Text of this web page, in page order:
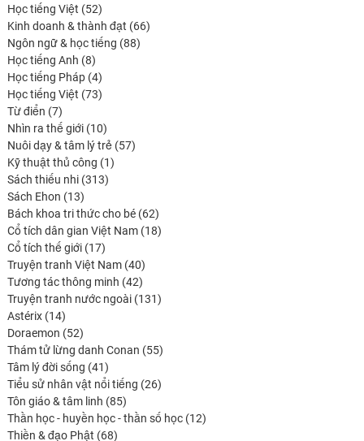
Học tiếng Việt 5252
produits
Kinh doanh & thành đạt 6666
Ngôn ngữ & học tiếng 8888
Học tiếng Anh 88
produits
Học tiếng Pháp 44
produits
Học tiếng Việt 7373
Từ điển 77
produits
Nhìn ra thế giới 1010
produits
Nuôi dạy & tâm lý trẻ 5757
Kỹ thuật thủ công 11
Sách thiếu nhi 313313
Sách Ehon 1313
produits
Bách khoa tri thức cho bé 6262
produits
Cổ tích dân gian Việt Nam 1818
Cổ tích thế giới 1717
produits
Truyện tranh Việt Nam 4040
produits
Tương tác thông minh 4242
produits
Truyện tranh nước ngoài 131131
Astérix 1414
produits
Doraemon 5252
produits
Thám tử lừng danh Conan 5555
Tâm lý đời sống 4141
produits
Tiểu sử nhân vật nổi tiếng 2626
Tôn giáo & tâm linh 8585
produits
Thần học - huyền học - thần số học 1212
Thiền & đạo Phật 6868